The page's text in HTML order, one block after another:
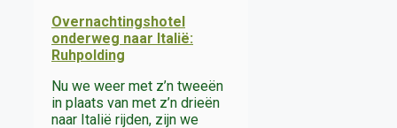
Overnachtingshotel
onderweg naar Italië:
Ruhpolding
Nu we weer met z’n tweeën
in plaats van met z’n drieën
naar Italië rijden, zijn we